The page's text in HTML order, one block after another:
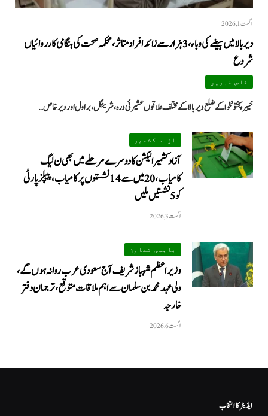
اگست 1, 2026
دیر بالا میں ہیضے کی وباء، 3 ہزار سے زائد افراد متاثر، محکمہ صحت کی ہنگامی کارروائیاں
شروع
خاص خبریں
خیبرپختونخوا کے ضلع دیر بالا کے مختلف علاقوں عشیرئی درہ، شرینگل، براول اور دیر خاص…
آزاد کشمیر
آزاد کشمیر الیکشن کا دوسرے مرحلے میں بھی ن لیگ
کامیاب، 20 میں سے 14 نشستوں پر کامیاب، پیپلزپارٹی
کو 5 نشستیں ملیں
اگست 3, 2026
باہمی تعاون
وزیراعظم شہباز شریف آج سعودی عرب روانہ ہوں گے،
ولی عہد محمد بن سلمان سے اہم ملاقات متوقع، ترجمان دفتر
خارجہ
اگست 6, 2026
ایڈیٹر کا انتخاب